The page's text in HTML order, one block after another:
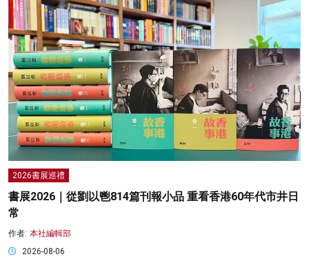
2026書展巡禮
書展2026｜從劉以鬯814篇刊報小品 重看香港60年代市井日
常
作者: 本社編輯部
2026-08-06